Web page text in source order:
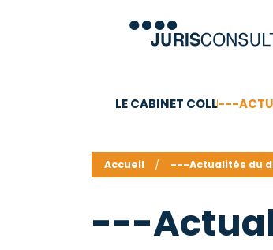
LE CABINET COLL---
Accueil ---Actualités du
---